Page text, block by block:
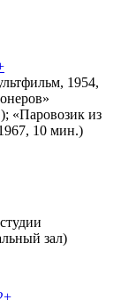
1954,
«Паровозик из
10 мин.)
зал)